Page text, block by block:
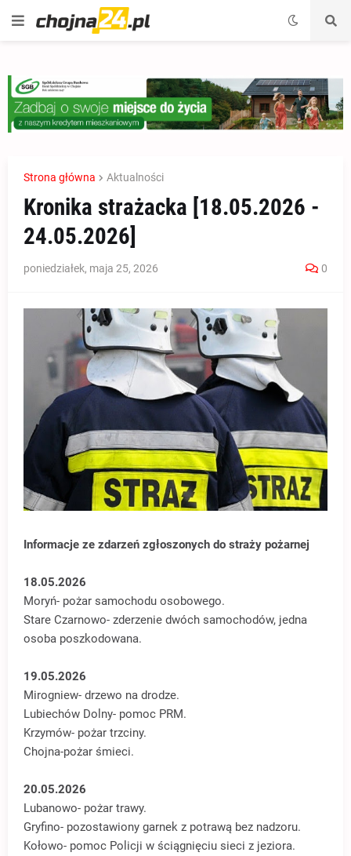
Strona główna Aktualności
Kronika strażacka [18.05.2026 -
24.05.2026]
poniedziałek, maja 25, 2026 0
Informacje ze zdarzeń zgłoszonych do straży pożarnej
18.05.2026
Moryń- pożar samochodu osobowego.
Stare Czarnowo- zderzenie dwóch samochodów, jedna
osoba poszkodowana.
19.05.2026
Mirogniew- drzewo na drodze.
Lubiechów Dolny- pomoc PRM.
Krzymów- pożar trzciny.
Chojna-pożar śmieci.
20.05.2026
Lubanowo- pożar trawy.
Gryfino- pozostawiony garnek z potrawą bez nadzoru.
Kołowo- pomoc Policji w ściągnięciu sieci z jeziora.